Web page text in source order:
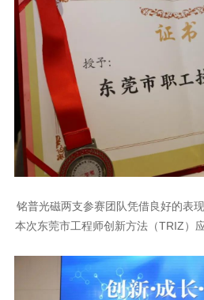
本次东莞市工程师创新方法（TRIZ）